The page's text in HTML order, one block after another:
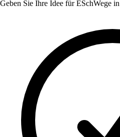
Geben Sie Ihre Idee fürESchWege